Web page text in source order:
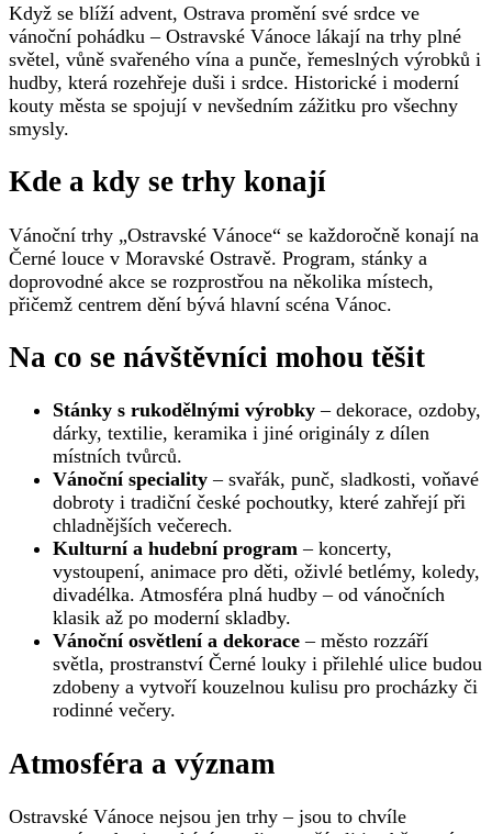
Když se blíží advent, Ostrava promění své srdce ve
vánoční pohádku – Ostravské Vánoce lákají na trhy plné
světel, vůně svařeného vína a punče, řemeslných výrobků i
hudby, která rozehřeje duši i srdce. Historické i moderní
kouty města se spojují v nevšedním zážitku pro všechny
smysly.
Kde a kdy se trhy konají
Vánoční trhy „Ostravské Vánoce“ se každoročně konají na
Černé louce v Moravské Ostravě. Program, stánky a
doprovodné akce se rozprostřou na několika místech,
přičemž centrem dění bývá hlavní scéna Vánoc.
Na co se návštěvníci mohou těšit
Stánky s rukodělnými výrobky – dekorace, ozdoby,
dárky, textilie, keramika i jiné originály z dílen
místních tvůrců.
Vánoční speciality – svařák, punč, sladkosti, voňavé
dobroty i tradiční české pochoutky, které zahřejí při
chladnějších večerech.
Kulturní a hudební program – koncerty,
vystoupení, animace pro děti, oživlé betlémy, koledy,
divadélka. Atmosféra plná hudby – od vánočních
klasik až po moderní skladby.
Vánoční osvětlení a dekorace – město rozzáří
světla, prostranství Černé louky i přilehlé ulice budou
zdobeny a vytvoří kouzelnou kulisu pro procházky či
rodinné večery.
Atmosféra a význam
Ostravské Vánoce nejsou jen trhy – jsou to chvíle